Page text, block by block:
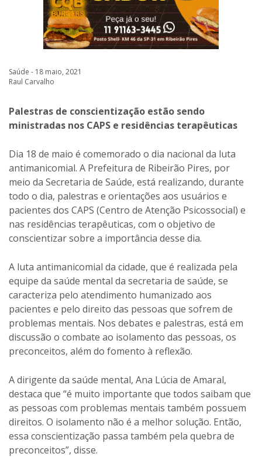
Saúde - 18 maio, 2021
Raul Carvalho
Palestras de conscientização estão sendo
ministradas nos CAPS e residências terapêuticas
Dia 18 de maio é comemorado o dia nacional da luta
antimanicomial. A Prefeitura de Ribeirão Pires, por
meio da Secretaria de Saúde, está realizando, durante
todo o dia, palestras e orientações aos usuários e
pacientes dos CAPS (Centro de Atenção Psicossocial) e
nas residências terapêuticas, com o objetivo de
conscientizar sobre a importância desse dia.
A luta antimanicomial da cidade, que é realizada pela
equipe da saúde mental da secretaria de saúde, se
caracteriza pelo atendimento humanizado aos
pacientes e pelo direito das pessoas que sofrem de
problemas mentais. Nos debates e palestras, está em
discussão o combate ao isolamento das pessoas, os
preconceitos, além do fomento à reflexão.
A dirigente da saúde mental, Ana Lúcia de Amaral,
destaca que “é muito importante que todos saibam que
as pessoas com problemas mentais também possuem
direitos. O isolamento não é a melhor solução. Então,
essa conscientização passa também pela quebra de
preconceitos”, disse.